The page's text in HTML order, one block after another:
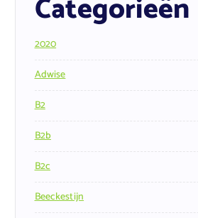
Categorieën
2020
Adwise
B2
B2b
B2c
Beeckestijn